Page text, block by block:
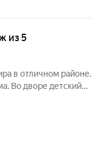
из 5
в отличном районе.
детский
Остановки